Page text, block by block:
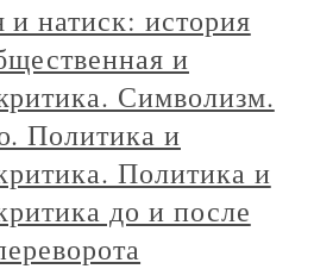
натиск: история
и
Символизм.
Политика и
Политика и
до и после